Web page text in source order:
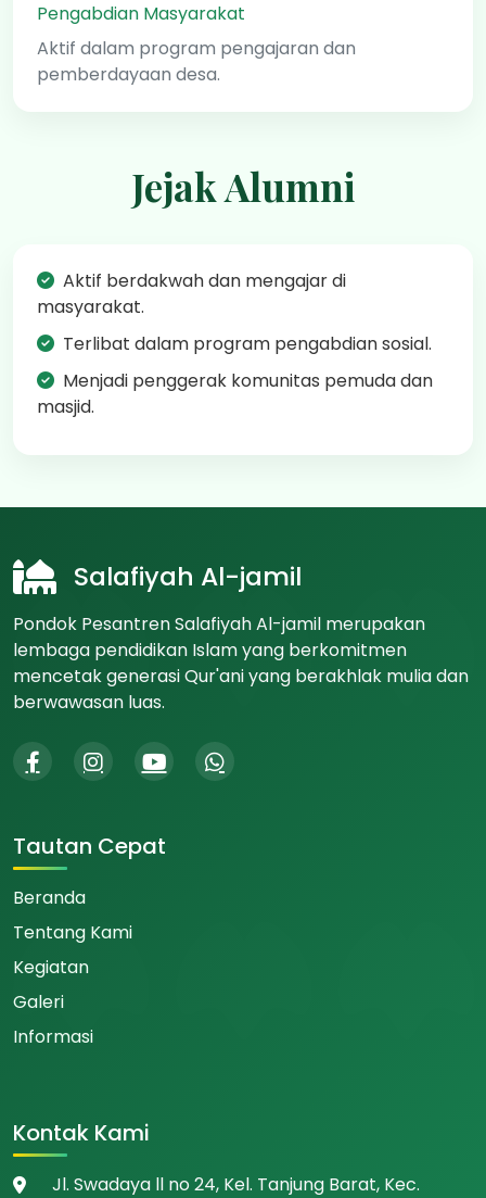
Pengabdian Masyarakat
Aktif dalam program pengajaran dan
pemberdayaan desa.
Jejak Alumni
Aktif berdakwah dan mengajar di
masyarakat.
Terlibat dalam program pengabdian sosial.
Menjadi penggerak komunitas pemuda dan
masjid.
Salafiyah Al-jamil
Pondok Pesantren Salafiyah Al-jamil merupakan
lembaga pendidikan Islam yang berkomitmen
mencetak generasi Qur'ani yang berakhlak mulia dan
berwawasan luas.
Tautan Cepat
Beranda
Tentang Kami
Kegiatan
Galeri
Informasi
Kontak Kami
Jl. Swadaya ll no 24, Kel. Tanjung Barat, Kec.